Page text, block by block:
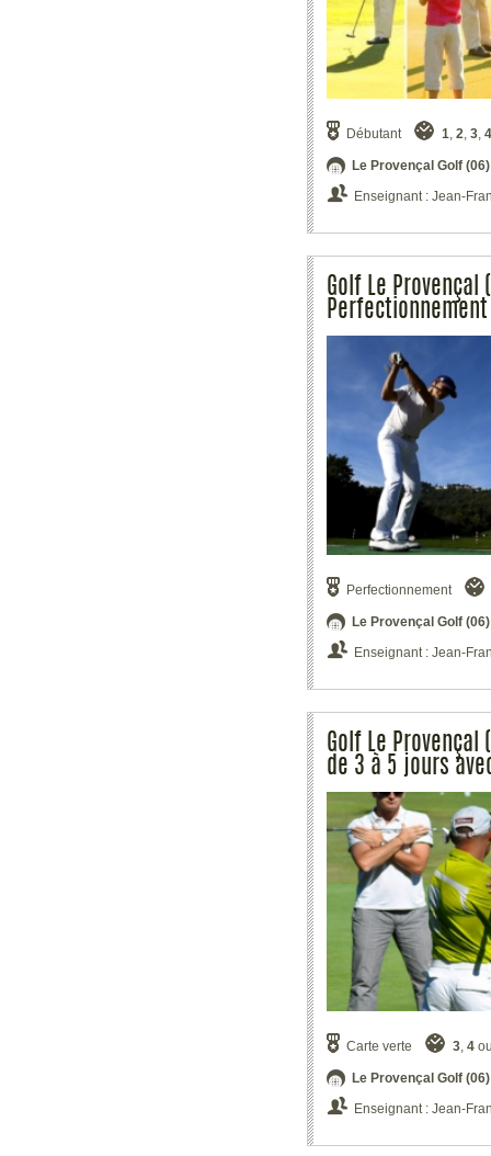
Débutant 1, 2, 3, 4
Le Provençal Golf (06)
Enseignant : Jean-
Golf Le
Perfectionnement
Le Provençal Golf (06)
Enseignant : Jean-
Golf Le
de 3 à 5 jours
Carte verte 3, 4
Le Provençal Golf (06)
Enseignant : Jean-